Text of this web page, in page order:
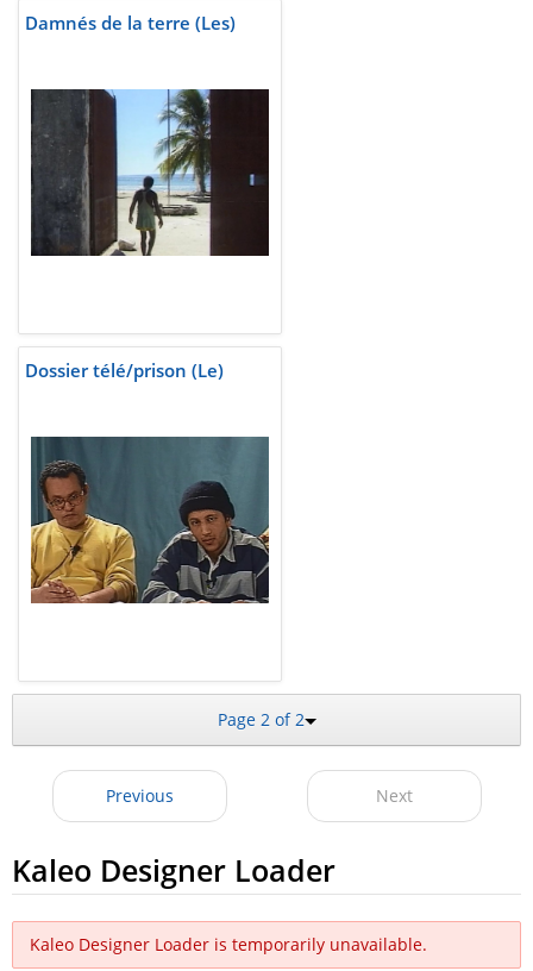
Damnés de la terre (Les)
Dossier télé/prison (Le)
Page 2 of 2
Previous Next
Kaleo Designer Loader
Kaleo Designer Loader is temporarily unavailable.